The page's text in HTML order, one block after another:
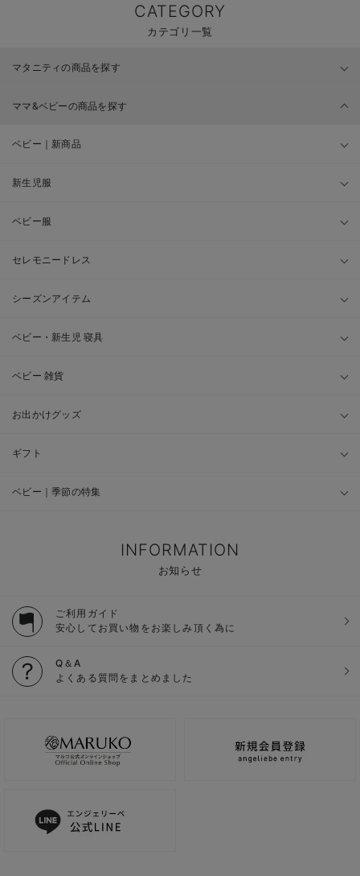
CATEGORY
カテゴリ一覧
マタニティの商品を探す
ママ&ベビーの商品を探す
ベビー｜新商品
新生児服
ベビー服
セレモニードレス
シーズンアイテム
ベビー・新生児 寝具
ベビー 雑貨
お出かけグッズ
ギフト
ベビー｜季節の特集
INFORMATION
お知らせ
ご利用ガイド
安心してお買い物をお楽しみ頂く為に
Q＆A
よくある質問をまとめました